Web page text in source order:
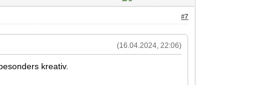
#7
(16.04.2024, 22:06)
kreativ.